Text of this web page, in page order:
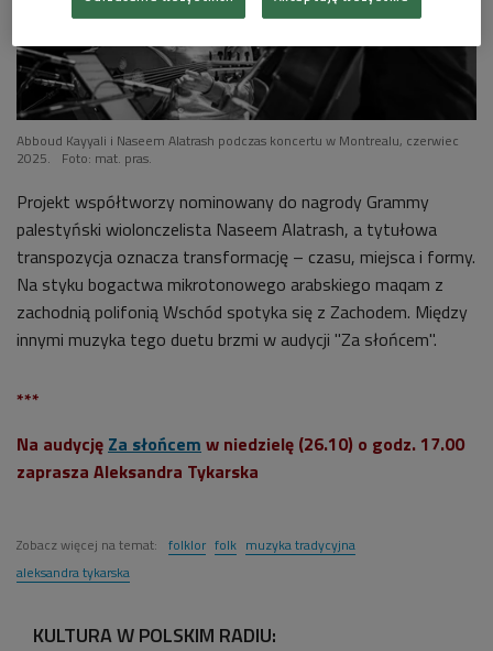
Abboud Kayyali i Naseem Alatrash podczas koncertu w Montrealu, czerwiec
2025.
Foto: mat. pras.
Projekt współtworzy nominowany do nagrody Grammy
palestyński wiolonczelista Naseem Alatrash, a tytułowa
transpozycja oznacza transformację – czasu, miejsca i formy.
Na styku bogactwa mikrotonowego arabskiego maqam z
zachodnią polifonią Wschód spotyka się z Zachodem. Między
innymi muzyka tego duetu brzmi w audycji "Za słońcem".
***
Na audycję Za słońcem w niedzielę (26.10) o godz. 17.00
zaprasza Aleksandra Tykarska
Zobacz więcej na temat: folklor folk muzyka tradycyjna
aleksandra tykarska
KULTURA W POLSKIM RADIU: